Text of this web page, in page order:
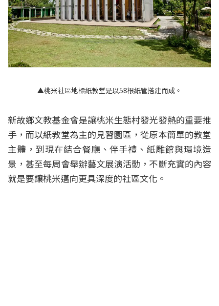
▲桃米社區地標紙教堂是以58根紙管搭建而成。
新故鄉文教基金會是讓桃米生態村發光發熱的重要推
手，而以紙教堂為主的見習園區，從原本簡單的教堂
主體，到現在結合餐廳、伴手禮、紙雕館與環境造
景，甚至每周會舉辦藝文展演活動，不斷充實的內容
就是要讓桃米邁向更具深度的社區文化。